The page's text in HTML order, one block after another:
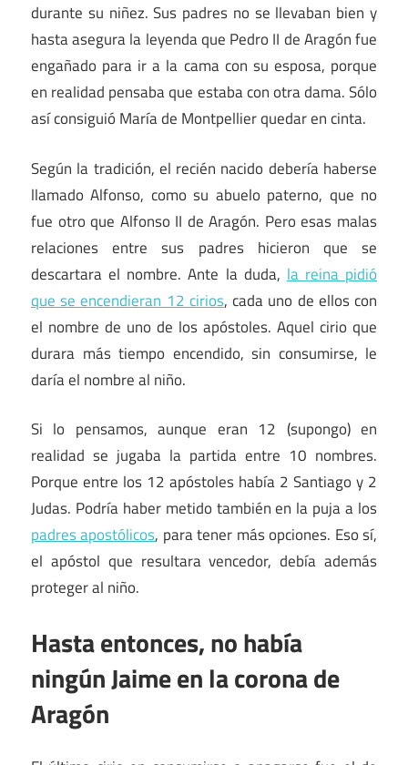
durante su niñez. Sus padres no se llevaban bien y
hasta asegura la leyenda que Pedro II de Aragón fue
engañado para ir a la cama con su esposa, porque
en realidad pensaba que estaba con otra dama. Sólo
así consiguió María de Montpellier quedar en cinta.
Según la tradición, el recién nacido debería haberse
llamado Alfonso, como su abuelo paterno, que no
fue otro que Alfonso II de Aragón. Pero esas malas
relaciones entre sus padres hicieron que se
descartara el nombre. Ante la duda, la reina pidió
que se encendieran 12 cirios, cada uno de ellos con
el nombre de uno de los apóstoles. Aquel cirio que
durara más tiempo encendido, sin consumirse, le
daría el nombre al niño.
Si lo pensamos, aunque eran 12 (supongo) en
realidad se jugaba la partida entre 10 nombres.
Porque entre los 12 apóstoles había 2 Santiago y 2
Judas. Podría haber metido también en la puja a los
padres apostólicos, para tener más opciones. Eso sí,
el apóstol que resultara vencedor, debía además
proteger al niño.
Hasta entonces, no había
ningún Jaime en la corona de
Aragón